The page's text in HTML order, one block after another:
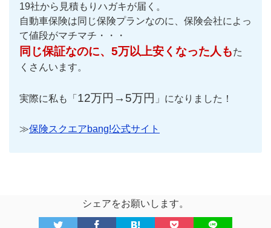
19社から見積もりハガキが届く。
自動車保険は同じ保険プランなのに、保険会社によっ
て値段がマチマチ・・・
同じ保証なのに、5万以上安くなった人もた
くさんいます。
実際に私も「 12万円→5万円 」になりました！
≫保険スクエアbang!公式サイト
シェアをお願いします。